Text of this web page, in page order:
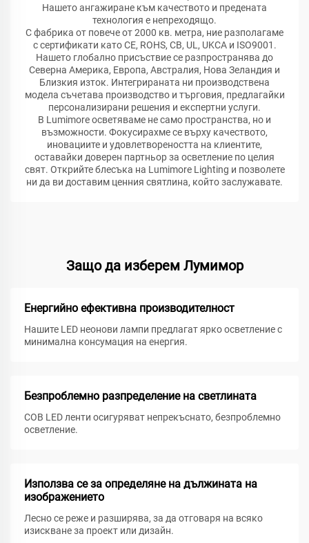
Нашето ангажиране към качеството и предената
технология е непреходящо.
С фабрика от повече от 2000 кв. метра, ние разполагаме
с сертификати като CE, ROHS, CB, UL, UKCA и ISO9001.
Нашето глобално присъствие се разпространява до
Северна Америка, Европа, Австралия, Нова Зеландия и
Близкия изток. Интегрираната ни производствена
модела съчетава производство и търговия, предлагайки
персонализирани решения и експертни услуги.
В Lumimore осветяваме не само пространства, но и
възможности. Фокусирахме се върху качеството,
иновациите и удовлетвореността на клиентите,
оставайки доверен партньор за осветление по целия
свят. Открийте блесъка на Lumimore Lighting и позволете
ни да ви доставим ценния святлина, който заслужавате.
Защо да изберем Лумимор
Енергийно ефективна производителност
Нашите LED неонови лампи предлагат ярко осветление с
минимална консумация на енергия.
Безпроблемно разпределение на светлината
COB LED ленти осигуряват непрекъснато, безпроблемно
осветление.
Използва се за определяне на дължината на
изображението
Лесно се реже и разширява, за да отговаря на всяко
изискване за проект или дизайн.